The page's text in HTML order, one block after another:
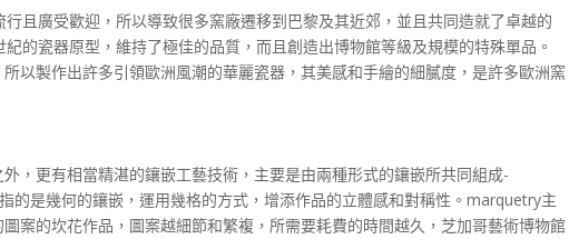
且廣受歡迎，所以導致很多窯廠遷移到巴黎及其近郊，並且共同造就了卓越的
的瓷器原型，維持了極佳的品質，而且創造出博物館等級及規模的特殊單品。
以製作出許多引領歐洲風潮的華麗瓷器，其美感和手繪的細膩度，是許多歐洲窯
，更有相當精湛的鑲嵌工藝技術，主要是由兩種形式的鑲嵌所共同組成-
是幾何的鑲嵌，運用幾格的方式，增添作品的立體感和對稱性。marquetry主
案的坎花作品，圖案越細節和繁複，所需要耗費的時間越久，芝加哥藝術博物館